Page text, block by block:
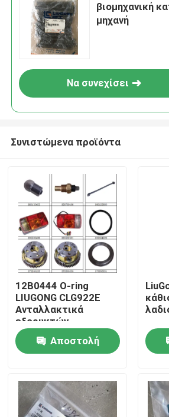
Αρχική Σελίδα
Σχετικά με εμάς
βιομηχανική
μηχανή
Να συνεχίσει
Συνιστώμενα προϊόντα
12Β0444 Ο-ring
LIUGONG CLG922E
Ανταλλακτικά
εξορυκτών
Αποστολή